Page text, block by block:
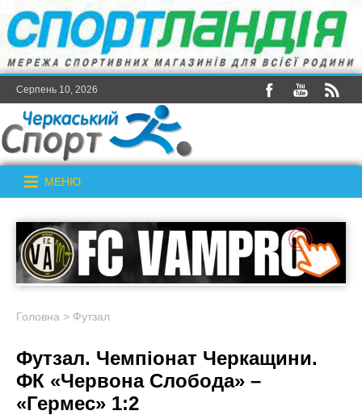
Серпень 10, 2026
МЕНЮ
Головна > Футзал
Футзал. Чемпіонат Черкащини.
ФК «Червона Слобода» –
«Гермес» 1:2